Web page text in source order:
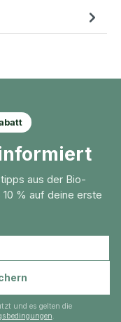
aus der Bio-
% auf deine erste
und es gelten die
.